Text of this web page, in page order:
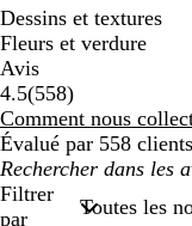
Dessins et textures
Fleurs et verdure
Avis
4.5(558558
avis
)
Comment nous
Évalué par 558 clients
Mes
recherches
saisies
Filtrer
par